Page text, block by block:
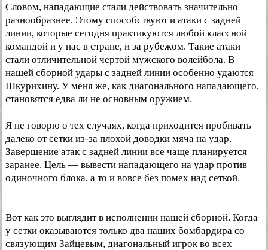
Словом, нападающие стали действовать значительно
разнообразнее. Этому способствуют и атаки с задней
линии, которые сегодня практикуются любой классной
командой и у нас в стране, и за рубежом. Такие атаки
стали отличительной чертой мужского волейбола. В
нашей сборной удары с задней линии особенно удаются
Шкурихину. У меня же, как диагонального нападающего,
становятся едва ли не основным оружием.
Я не говорю о тех случаях, когда приходится пробивать
далеко от сетки из-за плохой доводки мяча на удар.
Завершение атак с задней линии все чаще планируется
заранее. Цель — вывести нападающего на удар против
одиночного блока, а то и вовсе без помех над сеткой.
Вот как это выглядит в исполнении нашей сборной. Когда
у сетки оказываются только два наших бомбардира со
связующим Зайцевым, диагональный игрок во всех